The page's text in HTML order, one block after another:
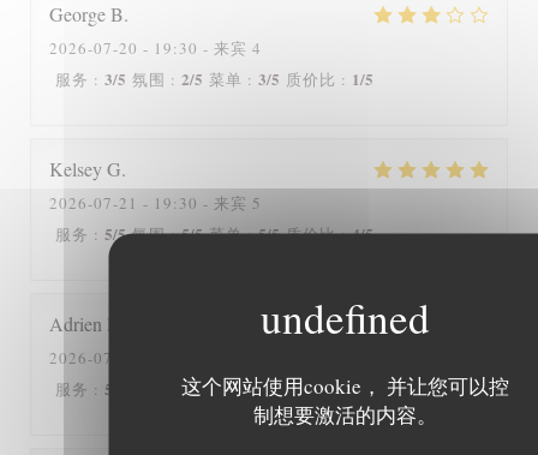
这个网站使用cookie， 并让您可以控
制想要激活的内容。
GeorgeB
2026-07-20 - 19:30 - 来宾 4
服务 : 3/5 氛围 : 2/5 菜单 : 3/5 质价比 : 1/5
KelseyG
2026-07-21 - 19:30 - 来宾 5
服务 : 5/5 氛围: 5/5 菜单: 5/5 质价比: 4/5
Adrien H
2026-07-20
服务 : 5 5/5 菜单: 5/5 质价比: 5 /5